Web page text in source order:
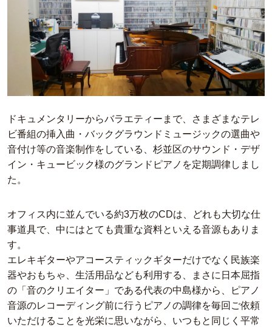
ドキュメンタリーからバラエティーまで、さまざまなテレ
ビ番組の挿入曲・バックグラウンドミュージックの選曲や
音付け等の音楽制作をしている、杉並区のサウンド・デザ
イン・キュービック様のグランドピアノを定期調律しまし
た。
オフィス内に並んでいる約3万枚のCDは、どれも大切な仕
事道具で、中にはとても貴重な資料といえる音源もありま
す。
エレキギターやアコースティックギターだけでなく民族楽
器やおもちゃ、生活用品なども利用する、まさに日本屈指
の「音のクリエイター」である代表の中島様から、ピアノ
音源のレコーディング前に行うピアノの調律を毎回ご依頼
いただけることを光栄に思いながら、いつもと同じく平常